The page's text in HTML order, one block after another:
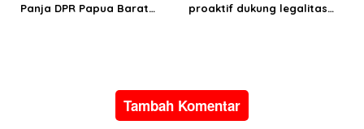
Panja DPR Papua Barat
proaktif dukung legalitas
Tambah Komentar